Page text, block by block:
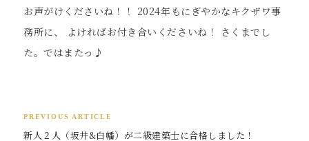
お声がけくださいね！！ 2024年もにぎやかなキクザワ事
務所に、 よければお付き合いくださいね！ さくまでし
た。ではまたっ♪
PREVIOUS ARTICLE
新人２人（坂井&白幡）が二級建築士に合格しました！